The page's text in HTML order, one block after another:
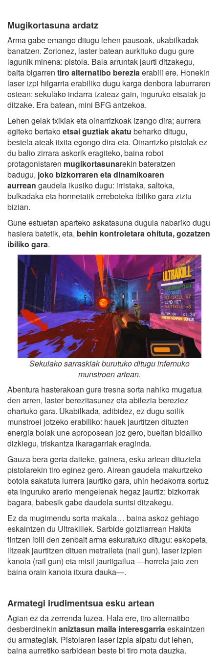
Mugikortasuna ardatz
Arma gabe emango ditugu lehen pausoak, ukabilkadak
banatzen. Zorionez, laster batean aurkituko dugu gure
lagunik minena: pistola. Bala arruntak jaurti ditzakegu,
baita bigarren tiro alternatibo berezia erabili ere. Honekin
laser izpi hilgarria erabiliko dugu karga denbora laburraren
ostean: sekulako indarra izateaz gain, inguruko etsaiak jo
ditzake. Era batean, mini BFG antzekoa.
Lehen gelak txikiak eta oinarrizkoak izango dira; aurrera
egiteko bertakoetsai guztiak akatu beharko ditugu,
bestela ateak itxita egongo dira-eta. Oinarrizko pistolak ez
du balio zirrara askorik eragiteko, baina robot
protagonistaren mugikortasunarekin bateratzen
badugu, joko bizkorraren eta dinamikoaren
aurrean gaudela ikusiko dugu: irristaka, saltoka,
bulkadaka eta hormetatik erreboteka ibiliko gara ziztu
bizian.
Gune estuetan aparteko askatasuna dugula nabariko dugu
hasiera batetik, eta, behin kontroletara ohituta, gozatzen
ibiliko gara.
Sekulako sarraskiak burutuko ditugu infernuko
munstroen artean.
Abentura hasterakoan gure tresna sorta nahiko mugatua
den arren, laster berezitasunez eta abilezia bereziez
ohartuko gara. Ukabilkada, adibidez, ez dugu soilik
munstroei jotzeko erabiliko: hauek jaurtitzen dituzten
energia bolak une aproposean joz gero, bueltan bidaliko
dizkiegu, triskantza ikaragarriak eraginda.
Gauza bera gerta daiteke, gainera, esku artean dituztela
pistolarekin tiro eginez gero. Airean gaudela makurtzeko
botoia sakatuta lurrera jaurtiko gara, uhin hedakorra sortuz
eta inguruko arerio mengelenak hegaz jaurtiz: bizkorrak
bagara, babesik gabe daudela suntsi ditzakegu.
Ez da mugimendu sorta makala… baina askoz gehiago
eskaintzen du Ultrakillek. Sarbide goiztiarrean Hakita
fintzen ibili den zenbait arma eskuratuko ditugu: eskopeta,
iltzeak jaurtitzen dituen metraileta (nail gun), laser izpien
kanoia (rail gun) eta misil jaurtigailua —horrela jaio zen
baina orain kanoia itxura dauka—.
Armategi irudimentsua esku artean
Agian ez da zerrenda luzea. Hala ere, tiro alternatibo
desberdinekin aniztasun maila interesgarria eskaintzen
du armategiak. Pistolaren laser izpia aipatu dut lehen,
baina aurretiko sarbidean beste bi tiro mota dauzka.